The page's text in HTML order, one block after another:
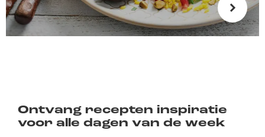
Ontvang recepten inspiratie
voor alle dagen van de week